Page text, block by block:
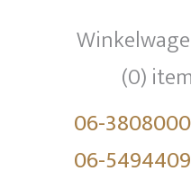
(0)
06-
06-